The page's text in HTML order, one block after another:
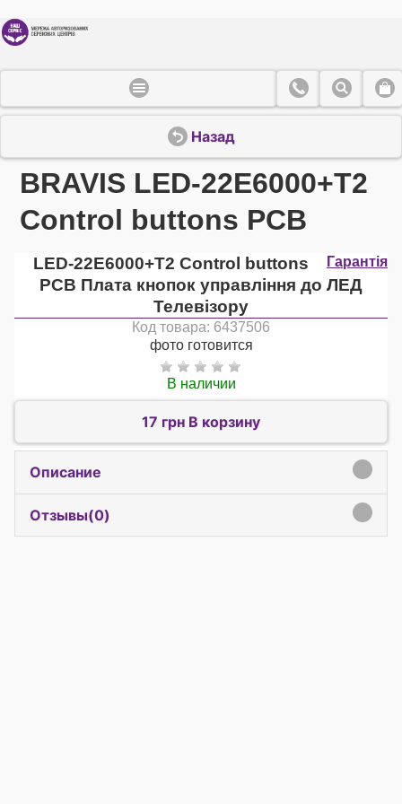
Назад
BRAVIS LED-22E6000+T2
Control buttons PCB
Гарантія
LED-22E6000+T2 Control buttons
PCB Плата кнопок управління до ЛЕД
Телевізору
Код товара: 6437506
фото готовится
В наличии
17 грн В корзину
Описание
Отзывы(0)